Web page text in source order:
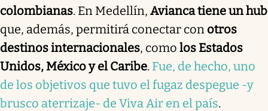
colombianas. En Medellín, Avianca tiene un hub
que, además, permitirá conectar con otros
destinos internacionales, como los Estados
Unidos, México y el Caribe. Fue, de hecho, uno
de los objetivos que tuvo el fugaz despegue -y
brusco aterrizaje- de Viva Air en el país.